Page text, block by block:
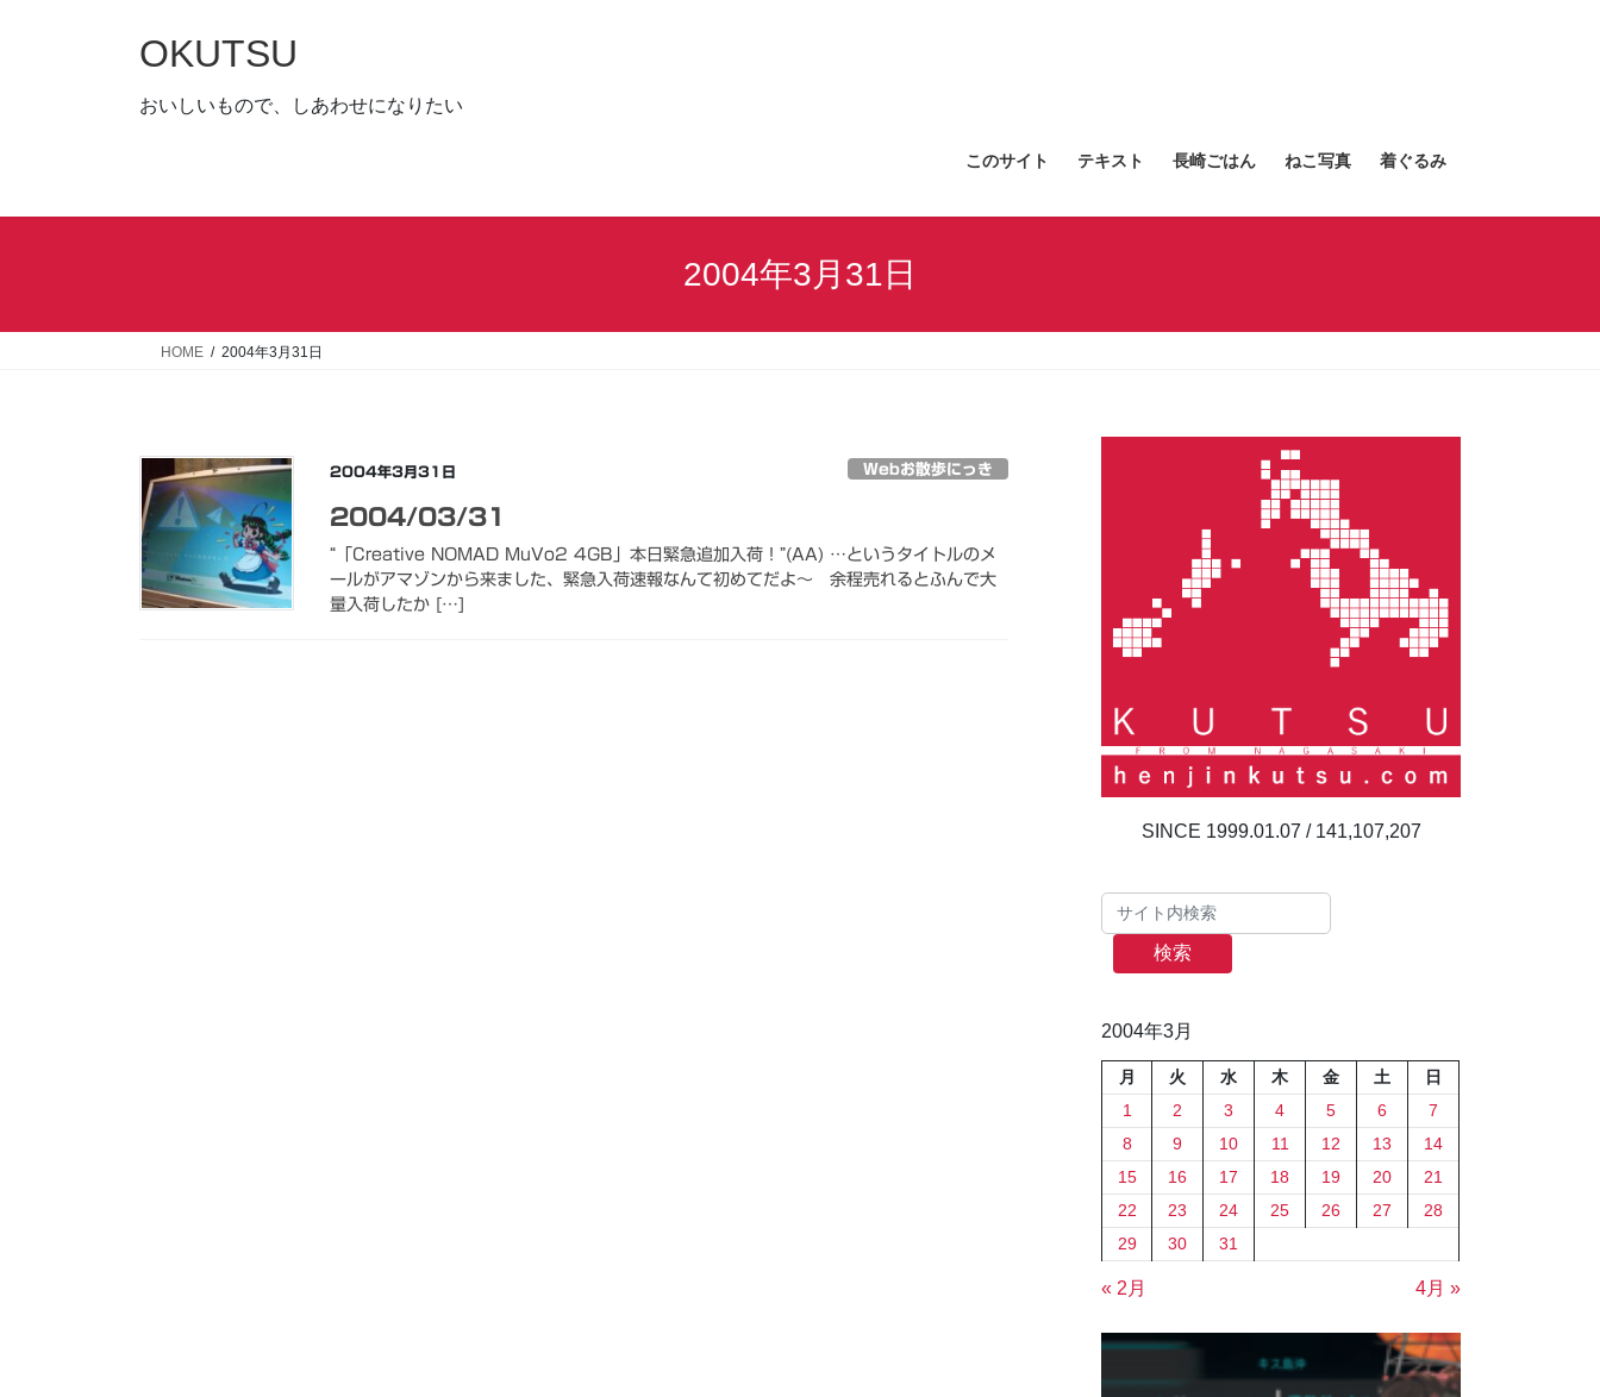
キ
に
OKUTSU
おいしいもので、しあわせになりたい
このサイト テキスト 長崎ごはん ねこ写真 着ぐるみ
2004年3月31日
HOME 2004年3月31日
2004年3月31日 Webお散歩にっき
2004/03/31
“「Creative NOMAD MuVo2 4GB」本日緊急追加入荷！”(AA) …というタイトルのメ
ールがアマゾンから来ました、緊急入荷速報なんて初めてだよ～ 余程売れるとふんで大
量入荷したか […]
141,107,207
検索
2004年3月
月 火 水 木 金 土
日
1
2 3 4 5 6
7
8
9 10 11 12 13
14
15
16 17 18 19 20
21
22
23 24 25 26 27
28
29
30 31
« 2月 4月 »